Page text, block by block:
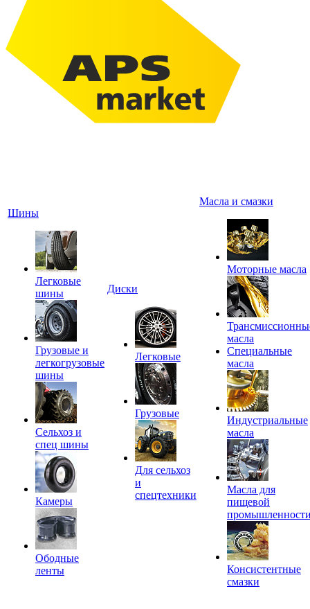
Шины
Легковые
шины
Грузовые и
легкогрузовые
шины
Сельхоз и
спец шины
Камеры
Ободные
ленты
Диски
Легковые
Грузовые
Для сельхоз
и
спецтехники
Масла и смазки
Моторные масла
масла
Специальные
масла
Индустриальные
масла
Масла для
пищевой
Консистентные
смазки